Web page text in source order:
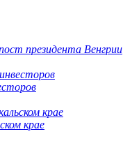
президента Венгрии
крае